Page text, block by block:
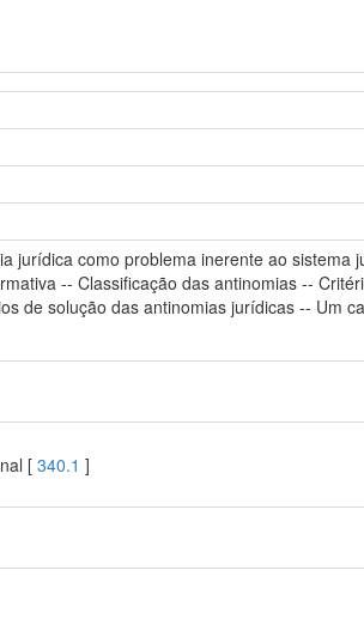
jurídica como problema inerente ao
-- Classificação das antinomias --
de solução das antinomias jurídicas -- Um
[340.1 ]